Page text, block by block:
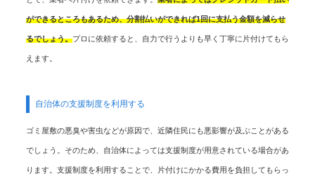
ができるところもあるため、分割払いができれば1回に支払う金額を減らせ
るでしょう。プロに依頼すると、自力で行うよりも早く丁寧に片付けてもら
えます。
自治体の支援制度を利用する
ゴミ屋敷の悪臭や害虫などが原因で、近隣住民にも悪影響が及ぶことがある
でしょう。そのため、自治体によっては支援制度が用意されている場合があ
ります。支援制度を利用することで、片付けにかかる費用を負担してもらっ